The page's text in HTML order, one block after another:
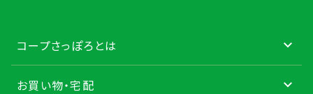
コープさっぽろとは
お買い物・宅配